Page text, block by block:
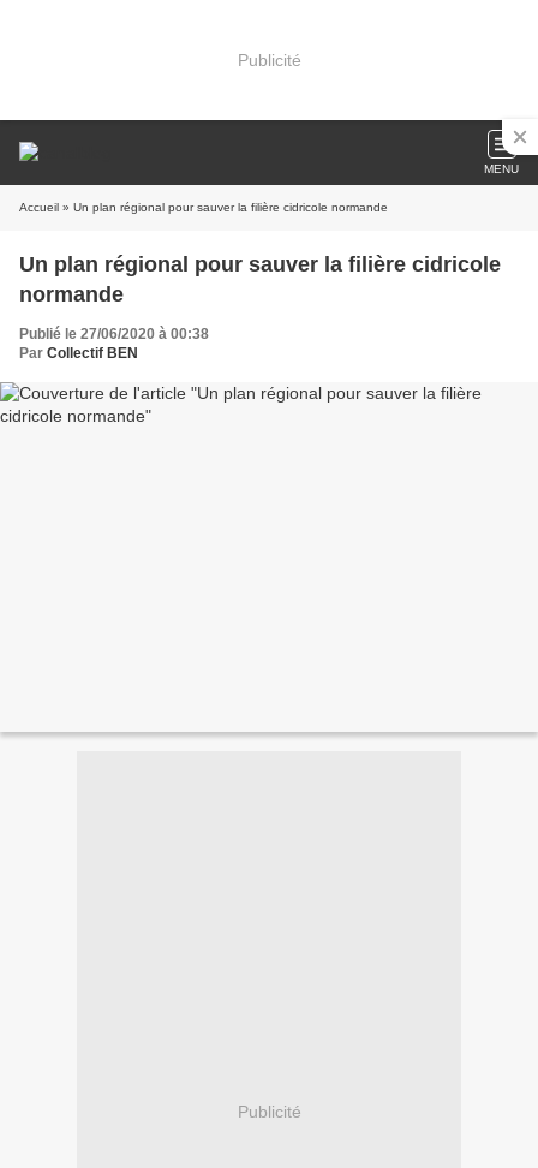
Publicité
MENU
Accueil » Un plan régional pour sauver la filière cidricole normande
Un plan régional pour sauver la filière cidricole
normande
Publié le 27/06/2020 à 00:38
Par Collectif BEN
Publicité